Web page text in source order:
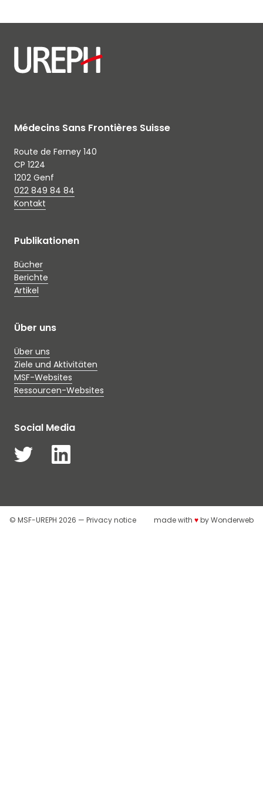
Médecins Sans Frontières Suisse
Route de Ferney 140
CP 1224
1202 Genf
022 849 84 84
Kontakt
Publikationen
Bücher
Berichte
Artikel
Über uns
Über uns
Ziele und Aktivitäten
MSF-Websites
Ressourcen-Websites
Social Media
© MSF-UREPH 2026 — Privacy notice made with ♥byWonderweb